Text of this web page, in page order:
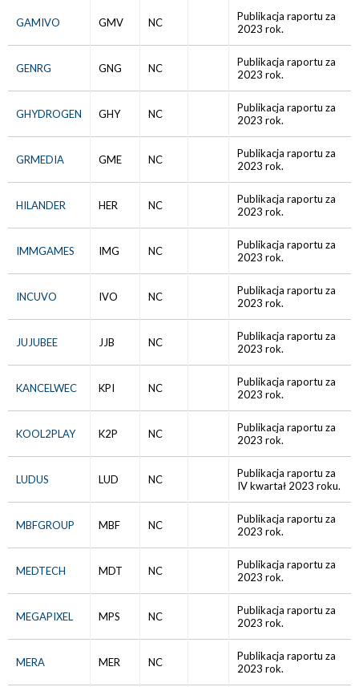
GAMIVO GMV NC
Publikacja raportu za
2023 rok.
GENRG GNG NC
Publikacja raportu za
2023 rok.
GHYDROGEN GHY NC
Publikacja raportu za
2023 rok.
GRMEDIA GME NC
Publikacja raportu za
2023 rok.
HILANDER HER NC
Publikacja raportu za
2023 rok.
IMMGAMES IMG NC
Publikacja raportu za
2023 rok.
INCUVO IVO NC
Publikacja raportu za
2023 rok.
JUJUBEE JJB NC
Publikacja raportu za
2023 rok.
KANCELWEC KPI NC
Publikacja raportu za
2023 rok.
KOOL2PLAY K2P NC
Publikacja raportu za
2023 rok.
LUDUS LUD NC
Publikacja raportu za
IV kwartał 2023 roku.
MBFGROUP MBF NC
Publikacja raportu za
2023 rok.
MEDTECH MDT NC
Publikacja raportu za
2023 rok.
MEGAPIXEL MPS NC
Publikacja raportu za
2023 rok.
MERA MER NC
Publikacja raportu za
2023 rok.